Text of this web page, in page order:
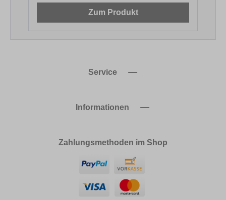
Zum Produkt
Service
Informationen
Zahlungsmethoden im Shop